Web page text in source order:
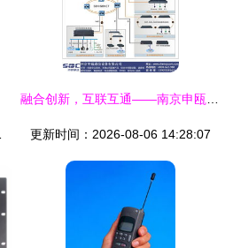
更新时间：2026-08-06 14:28:07